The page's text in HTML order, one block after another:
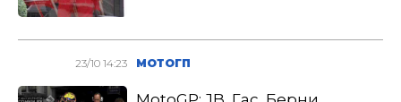
23/10 14:23 МОТОГП